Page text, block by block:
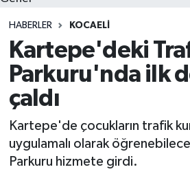
HABERLER KOCAELI
Kartepe'deki
Parkuru'nda ilk
çaldı
Kartepe'de çocukların trafik
uygulamalı olarak
Parkuru hizmete girdi.